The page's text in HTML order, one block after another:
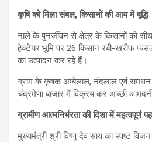
कृषि को मिला संबल, किसानों की आय में वृद्धि
नाले के पुनर्जीवन से क्षेत्र के किसानों को
हेक्टेयर भूमि पर 26 किसान रबी-खरीफ
का उत्पादन कर रहे हैं।
ग्राम के कृषक अम्बेलाल, नंदलाल एवं रामधन
चंद्रमेणा बाजार में विक्रय कर अच्छी
ग्रामीण आत्मनिर्भरता की दिशा में महत्वपूर्ण
मुख्यमंत्री श्री विष्णु देव साय का स्पष्ट